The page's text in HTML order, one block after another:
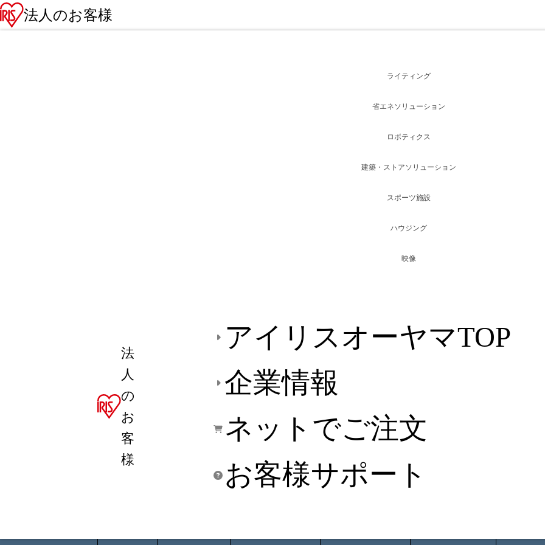
法人のお客様
法
人
の
お
客
様
アイリスオーヤマTOP
企業情報
ネットでご注文
お客様サポート
ライティング
省エネソリューション
ロボティクス
建築・ストアソリューション
スポーツ施設
ハウジング
映像